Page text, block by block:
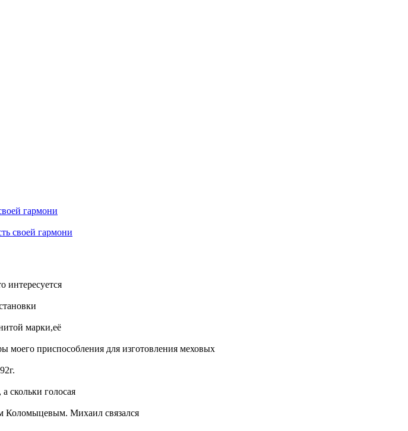
гармони
своей гармони
интересуется
марки,её
приспособления для изготовления меховых
скольки голосая
Коломыцевым. Михаил связался